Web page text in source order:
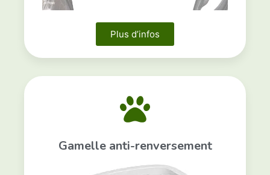
Plus d’infos
Gamelle anti-renversement